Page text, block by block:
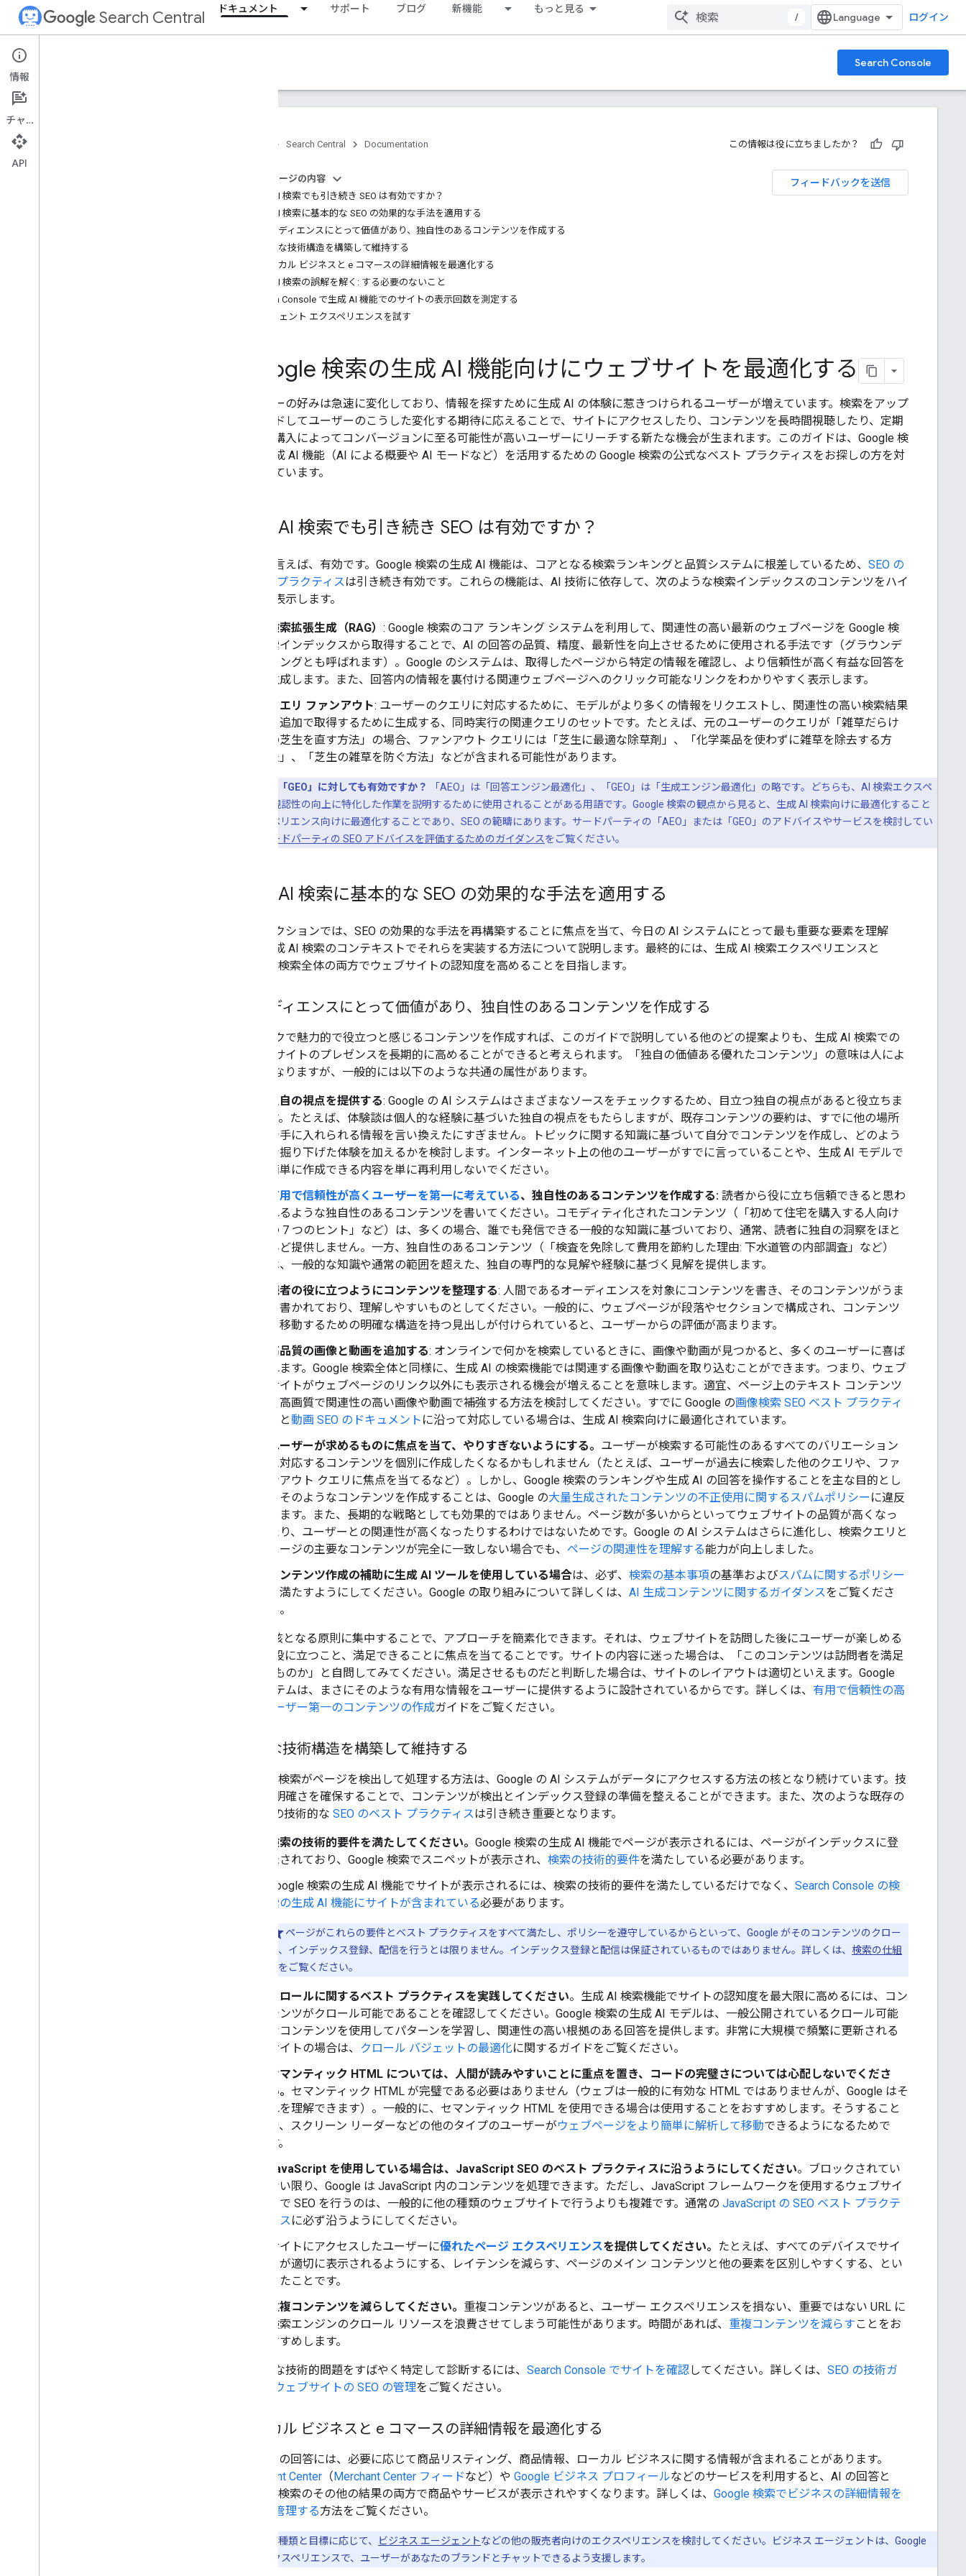
Search Central ドキュメント サポート ブログ 新機能 もっと見る
/ ログイン
Documentation Search Console
SEO の基礎
Search Central Documentation この情報は役に立ちましたか？
フィードバックを送信
このページの内容
生成 AI 検索でも引き続き SEO は有効ですか？
生成 AI 検索に基本的な SEO の効果的な手法を適用する
オーディエンスにとって価値があり、独自性のあるコンテンツを作成する
明確な技術構造を構築して維持する
ローカル ビジネスと e コマースの詳細情報を最適化する
生成 AI 検索の誤解を解く: する必要のないこと
Search Console で生成 AI 機能でのサイトの表示回数を測定する
エージェント エクスペリエンスを試す
Google 検索の生成 AI 機能向けにウェブサイトを最適化する
ユーザーの好みは急速に変化しており、情報を探すために生成 AI の体験に惹きつけられるユーザーが増えています。検索をアップ
グレードしてユーザーのこうした変化する期待に応えることで、サイトにアクセスしたり、コンテンツを長時間視聴したり、定期
購入や購入によってコンバージョンに至る可能性が高いユーザーにリーチする新たな機会が生まれます。このガイドは、Google 検
索の生成 AI 機能（AI による概要や AI モードなど）を活用するための Google 検索の公式なベスト プラクティスをお探しの方を対
象としています。
生成 AI 検索でも引き続き SEO は有効ですか？
手短に言えば、有効です。Google 検索の生成 AI 機能は、コアとなる検索ランキングと品質システムに根差しているため、 SEO の
ベスト プラクティスは引き続き有効です。これらの機能は、AI 技術に依存して、次のような検索インデックスのコンテンツをハイ
ライト表示します。
検索拡張生成（RAG） : Google 検索のコア ランキング システムを利用して、関連性の高い最新のウェブページを Google 検
索インデックスから取得することで、AI の回答の品質、精度、最新性を向上させるために使用される手法です（グラウンデ
ィングとも呼ばれます）。Google のシステムは、取得したページから特定の情報を確認し、より信頼性が高く有益な回答を
生成します。また、回答内の情報を裏付ける関連ウェブページへのクリック可能なリンクをわかりやすく表示します。
クエリ ファンアウト: ユーザーのクエリに対応するために、モデルがより多くの情報をリクエストし、関連性の高い検索結果
を追加で取得するために生成する、同時実行の関連クエリのセットです。たとえば、元のユーザーのクエリが「雑草だらけ
の芝生を直す方法」の場合、ファンアウト クエリには「芝生に最適な除草剤」、「化学薬品を使わずに雑草を除去する方
法」、「芝生の雑草を防ぐ方法」などが含まれる可能性があります。
「AEO」と「GEO」に対しても有効ですか？
「AEO」は「回答エンジン最適化」、「GEO」は「生成エンジン最適化」の略です。どちらも、AI 検索エクスペ
リエンスでの視認性の向上に特化した作業を説明するために使用されることがある用語です。Google 検索の観点から見ると、生成 AI 検索向けに最適化すること
は検索エクスペリエンス向けに最適化することであり、SEO の範疇にあります。サードパーティの「AEO」または「GEO」のアドバイスやサービスを検討してい
サードパーティの SEO アドバイスを評価するためのガイダンスをご覧ください。
生成 AI 検索に基本的な SEO の効果的な手法を適用する
このセクションでは、SEO の効果的な手法を再構築することに焦点を当て、今日の AI システムにとって最も重要な要素を理解
し、生成 AI 検索のコンテキストでそれらを実装する方法について説明します。最終的には、生成 AI 検索エクスペリエンスと
Google 検索全体の両方でウェブサイトの認知度を高めることを目指します。
オーディエンスにとって価値があり、独自性のあるコンテンツを作成する
ユニークで魅力的で役立つと感じるコンテンツを作成すれば、このガイドで説明している他のどの提案よりも、生成 AI 検索での
ウェブサイトのプレゼンスを長期的に高めることができると考えられます。「独自の価値ある優れたコンテンツ」の意味は人によ
って異なりますが、一般的には以下のような共通の属性があります。
独自の視点を提供する: Google の AI システムはさまざまなソースをチェックするため、目立つ独自の視点があると役立ちま
す。たとえば、体験談は個人的な経験に基づいた独自の視点をもたらしますが、既存コンテンツの要約は、すでに他の場所
で手に入れられる情報を言い換えたにすぎません。トピックに関する知識に基づいて自分でコンテンツを作成し、どのよう
な掘り下げた体験を加えるかを検討します。インターネット上の他のユーザーがすでに言っていることや、生成 AI モデルで
簡単に作成できる内容を単に再利用しないでください。
有用で信頼性が高くユーザーを第一に考えている、独自性のあるコンテンツを作成する: 読者から役に立ち信頼できると思わ
れるような独自性のあるコンテンツを書いてください。コモディティ化されたコンテンツ（「初めて住宅を購入する人向け
の 7 つのヒント」など）は、多くの場合、誰でも発信できる一般的な知識に基づいており、通常、読者に独自の洞察をほと
んど提供しません。一方、独自性のあるコンテンツ（「検査を免除して費用を節約した理由: 下水道管の内部調査」など）
は、一般的な知識や通常の範囲を超えた、独自の専門的な見解や経験に基づく見解を提供します。
読者の役に立つようにコンテンツを整理する: 人間であるオーディエンスを対象にコンテンツを書き、そのコンテンツがうま
く書かれており、理解しやすいものとしてください。一般的に、ウェブページが段落やセクションで構成され、コンテンツ
を移動するための明確な構造を持つ見出しが付けられていると、ユーザーからの評価が高まります。
高品質の画像と動画を追加する: オンラインで何かを検索しているときに、画像や動画が見つかると、多くのユーザーに喜ば
れます。Google 検索全体と同様に、生成 AI の検索機能では関連する画像や動画を取り込むことができます。つまり、ウェブ
サイトがウェブページのリンク以外にも表示される機会が増えることを意味します。適宜、ページ上のテキスト コンテンツ
を高画質で関連性の高い画像や動画で補強する方法を検討してください。すでに Google の画像検索 SEO ベスト プラクティ
ス と動画 SEO のドキュメント に沿って対応している場合は、生成 AI 検索向けに最適化されています。
ユーザーが求めるものに焦点を当て、やりすぎないようにする。 ユーザーが検索する可能性のあるすべてのバリエーション
に対応するコンテンツを個別に作成したくなるかもしれません（たとえば、ユーザーが過去に検索した他のクエリや、ファ
ンアウト クエリに焦点を当てるなど）。しかし、Google 検索のランキングや生成 AI の回答を操作することを主な目的とし
てそのようなコンテンツを作成することは、Google の大量生成されたコンテンツの不正使用に関するスパムポリシー に違反
します。また、長期的な戦略としても効果的ではありません。ページ数が多いからといってウェブサイトの品質が高くなっ
たり、ユーザーとの関連性が高くなったりするわけではないためです。Google の AI システムはさらに進化し、検索クエリと
ページの主要なコンテンツが完全に一致しない場合でも、 ページの関連性を理解する能力が向上しました。
コンテンツ作成の補助に生成 AI ツールを使用している場合は、必ず、 検索の基本事項の基準およびスパムに関するポリシー
を満たすようにしてください。Google の取り組みについて詳しくは、 AI 生成コンテンツに関するガイダンスをご覧くださ
い。
1 つの核となる原則に集中することで、アプローチを簡素化できます。それは、ウェブサイトを訪問した後にユーザーが楽しめる
こと、役に立つこと、満足できることに焦点を当てることです。サイトの内容に迷った場合は、「このコンテンツは訪問者を満足
させるものか」と自問してみてください。満足させるものだと判断した場合は、サイトのレイアウトは適切といえます。Google
のシステムは、まさにそのような有用な情報をユーザーに提供するように設計されているからです。詳しくは、 有用で信頼性の高
い、ユーザー第一のコンテンツの作成ガイドをご覧ください。
明確な技術構造を構築して維持する
Google 検索がページを検出して処理する方法は、Google の AI システムがデータにアクセスする方法の核となり続けています。技
術的な明確さを確保することで、コンテンツが検出とインデックス登録の準備を整えることができます。また、次のような既存の
すべての技術的な SEO のベスト プラクティスは引き続き重要となります。
検索の技術的要件を満たしてください。 Google 検索の生成 AI 機能でページが表示されるには、ページがインデックスに登
録されており、Google 検索でスニペットが表示され、 検索の技術的要件を満たしている必要があります。
Google 検索の生成 AI 機能でサイトが表示されるには、検索の技術的要件を満たしているだけでなく、 Search Console の検
索の生成 AI 機能にサイトが含まれている必要があります。
ページがこれらの要件とベスト プラクティスをすべて満たし、ポリシーを遵守しているからといって、Google がそのコンテンツのクロー
ル、インデックス登録、配信を行うとは限りません。インデックス登録と配信は保証されているものではありません。詳しくは、 検索の仕組
をご覧ください。
クロールに関するベスト プラクティスを実践してください。生成 AI 検索機能でサイトの認知度を最大限に高めるには、コン
テンツがクロール可能であることを確認してください。Google 検索の生成 AI モデルは、一般公開されているクロール可能
なコンテンツを使用してパターンを学習し、関連性の高い根拠のある回答を提供します。非常に大規模で頻繁に更新される
サイトの場合は、 クロール バジェットの最適化に関するガイドをご覧ください。
セマンティック HTML については、人間が読みやすいことに重点を置き、コードの完璧さについては心配しないでくださ
い。 セマンティック HTML が完璧である必要はありません（ウェブは一般的に有効な HTML ではありませんが、Google はそ
れを理解できます）。一般的に、セマンティック HTML を使用できる場合は使用することをおすすめします。そうすること
で、スクリーン リーダーなどの他のタイプのユーザーがウェブページをより簡単に解析して移動できるようになるためで
す。
JavaScript を使用している場合は、JavaScript SEO のベスト プラクティスに沿うようにしてください。ブロックされてい
ない限り、Google は JavaScript 内のコンテンツを処理できます。ただし、JavaScript フレームワークを使用するウェブサイ
トで SEO を行うのは、一般的に他の種類のウェブサイトで行うよりも複雑です。通常の JavaScript の SEO ベスト プラクテ
ィスに必ず沿うようにしてください。
サイトにアクセスしたユーザーに優れたページ エクスペリエンスを提供してください。
たとえば、すべてのデバイスでサイ
トが適切に表示されるようにする、レイテンシを減らす、ページのメイン コンテンツと他の要素を区別しやすくする、とい
ったことです。
重複コンテンツを減らしてください。 重複コンテンツがあると、ユーザー エクスペリエンスを損ない、重要ではない URL に
検索エンジンのクロール リソースを浪費させてしまう可能性があります。時間があれば、 重複コンテンツを減らす ことをお
すすめします。
潜在的な技術的問題をすばやく特定して診断するには、 Search Console でサイトを確認してください。詳しくは、 SEO の技術ガ
ウェブサイトの SEO の管理をご覧ください。
ローカル ビジネスと e コマースの詳細情報を最適化する
生成 AI の回答には、必要に応じて商品リスティング、商品情報、ローカル ビジネスに関する情報が含まれることがあります。
Merchant Center （Merchant Center フィードなど）や Google ビジネス プロフィールなどのサービスを利用すると、AI の回答と
Google 検索のその他の結果の両方で商品やサービスが表示されやすくなります。詳しくは、 Google 検索でビジネスの詳細情報を
追加、管理する方法をご覧ください。
ビジネスの種類と目標に応じて、 ビジネス エージェントなどの他の販売者向けのエクスペリエンスを検討してください。ビジネス エージェントは、Google
検索の会話エクスペリエンスで、ユーザーがあなたのブランドとチャットできるよう支援します。
情報
チャット
API